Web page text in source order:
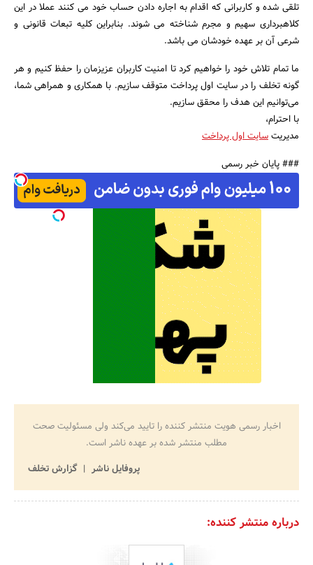
تلقی شده و کاربرانی که اقدام به اجاره دادن حساب خود می کنند عملا در این
کلاهبرداری سهیم و مجرم شناخته می شوند. بنابراین کلیه تبعات قانونی و
شرعی آن بر عهده خودشان می باشد.
ما تمام تلاش خود را خواهیم کرد تا امنیت کاربران عزیزمان را حفظ کنیم و هر
گونه تخلف را در سایت اول پرداخت متوقف سازیم. با همکاری و همراهی شما،
می‌توانیم این هدف را محقق سازیم.
با احترام،
مدیریتسایت اول پرداخت
### پایان خبر رسمی
اخبار رسمی هویت منتشر کننده را تایید می‌کند ولی مسئولیت صحت
مطلب منتشر شده بر عهده ناشر است.
پروفایل ناشر
گزارش تخلف
درباره منتشر کننده: